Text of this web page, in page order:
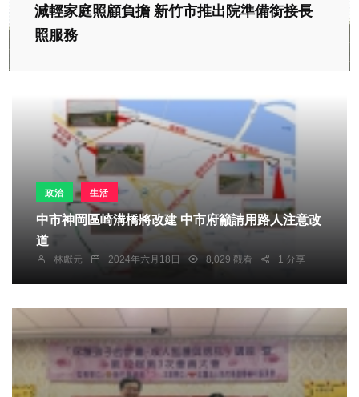
減輕家庭照顧負擔 新竹市推出院準備銜接長
照服務
政治 生活
中市神岡區崎溝橋將改建 中市府籲請用路人注意改
道
林獻元 2024年六月18日 8,029 觀看 1 分享